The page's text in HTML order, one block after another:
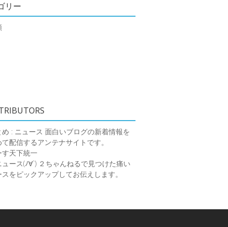
リー
: ニュース 面白いブログの新着情報を
て配信するアンテナサイトです。
す天下統一
ース(ﾉ∀`) ２ちゃんねるで見つけた痛い
をピックアップしてお伝えします。